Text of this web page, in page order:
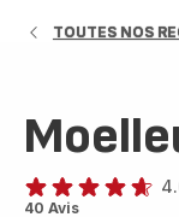
TOUTES NOS
ratings.4.6
40 Avis